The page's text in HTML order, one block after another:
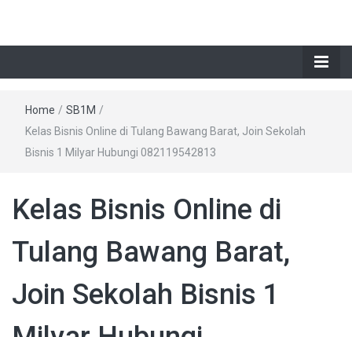
Home / SB1M /
Kelas Bisnis Online di Tulang Bawang Barat, Join Sekolah
Bisnis 1 Milyar Hubungi 082119542813
Kelas Bisnis Online di
Tulang Bawang Barat,
Join Sekolah Bisnis 1